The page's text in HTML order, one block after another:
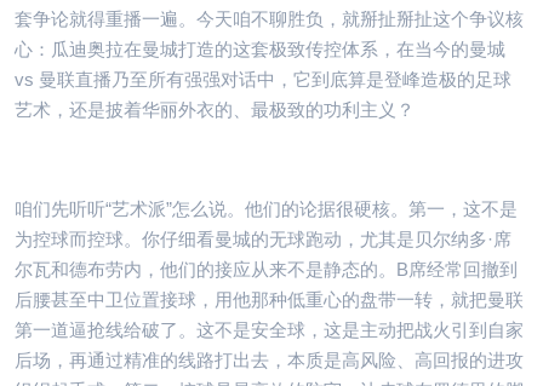
套争论就得重播一遍。今天咱不聊胜负，就掰扯掰扯这个争议核
心：瓜迪奥拉在曼城打造的这套极致传控体系，在当今的曼城
vs 曼联直播乃至所有强强对话中，它到底算是登峰造极的足球
艺术，还是披着华丽外衣的、最极致的功利主义？
咱们先听听“艺术派”怎么说。他们的论据很硬核。第一，这不是
为控球而控球。你仔细看曼城的无球跑动，尤其是贝尔纳多·席
尔瓦和德布劳内，他们的接应从来不是静态的。B席经常回撤到
后腰甚至中卫位置接球，用他那种低重心的盘带一转，就把曼联
第一道逼抢线给破了。这不是安全球，这是主动把战火引到自家
后场，再通过精准的线路打出去，本质是高风险、高回报的进攻